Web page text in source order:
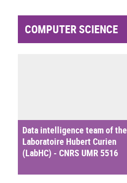
COMPUTER SCIENCE
Data intelligence team of the
Laboratoire Hubert Curien
(LabHC) - CNRS UMR 5516